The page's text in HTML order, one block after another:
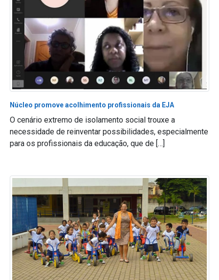
Núcleo promove acolhimento profissionais da EJA
O cenário extremo de isolamento social trouxe a
necessidade de reinventar possibilidades, especialmente
para os profissionais da educação, que de […]